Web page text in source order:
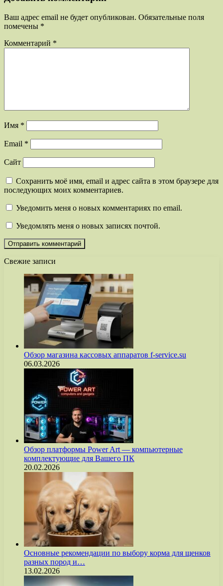
Ваш адрес email не будет опубликован. Обязательные поля
помечены *
Комментарий *
Имя *
Email *
Сайт
Сохранить моё имя, email и адрес сайта в этом браузере для
последующих моих комментариев.
Уведомить меня о новых комментариях по email.
Уведомлять меня о новых записях почтой.
Свежие записи
Обзор магазина кассовых аппаратов f-service.su
06.03.2026
Обзор платформы Power Art — компьютерные
комплектующие для Вашего ПК
20.02.2026
Основные рекомендации по выбору корма для щенков
разных пород и…
13.02.2026